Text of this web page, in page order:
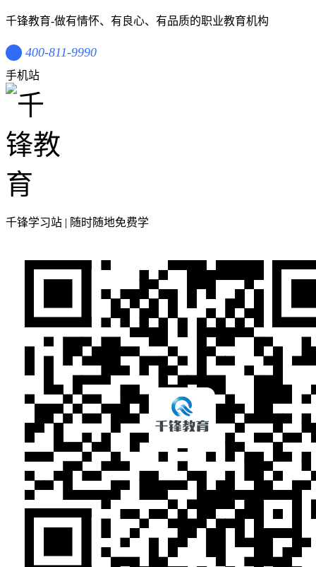
千锋教育-做有情怀、有良心、有品质的职业教育机构
400-811-9990
手机站
千锋学习站 | 随时随地免费学